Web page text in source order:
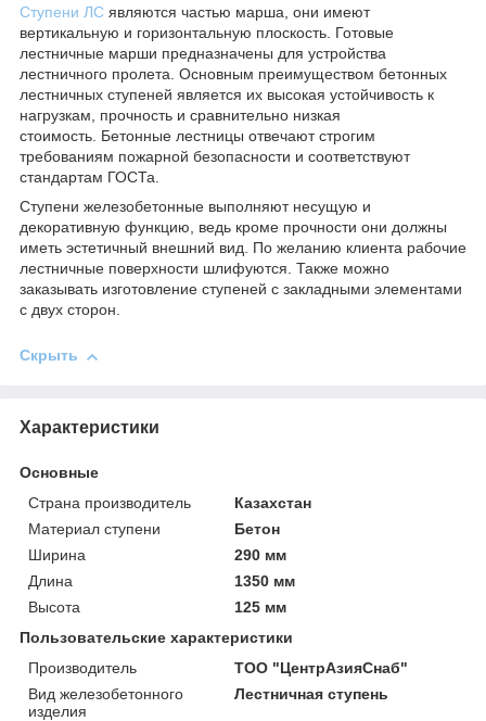
Ступени ЛС являются частью марша, они имеют
вертикальную и горизонтальную плоскость. Готовые
лестничные марши предназначены для устройства
лестничного пролета. Основным преимуществом бетонных
лестничных ступеней является их высокая устойчивость к
нагрузкам, прочность и сравнительно низкая
стоимость. Бетонные лестницы отвечают строгим
требованиям пожарной безопасности и соответствуют
стандартам ГОСТа.
Ступени железобетонные выполняют несущую и
декоративную функцию, ведь кроме прочности они должны
иметь эстетичный внешний вид. По желанию клиента рабочие
лестничные поверхности шлифуются. Также можно
заказывать изготовление ступеней с закладными элементами
с двух сторон.
Скрыть
Характеристики
Основные
Страна производитель
Казахстан
Материал ступени
Бетон
Ширина
290 мм
Длина
1350 мм
Высота
125 мм
Пользовательские характеристики
Производитель
ТОО "ЦентрАзияСнаб"
Вид железобетонного
изделия
Лестничная ступень